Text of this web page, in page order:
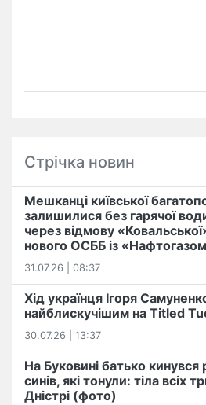
Стрічка новин
Мешканці київської
залишилися без гарячої
через відмову
нового ОСББ із
31.07.26 | 08:37
Хід українця Ігоря
найблискучішим на Titled
30.07.26 | 13:37
На Буковині батько кинувся
синів, які тонули: тіла всіх
Дністрі (фото)